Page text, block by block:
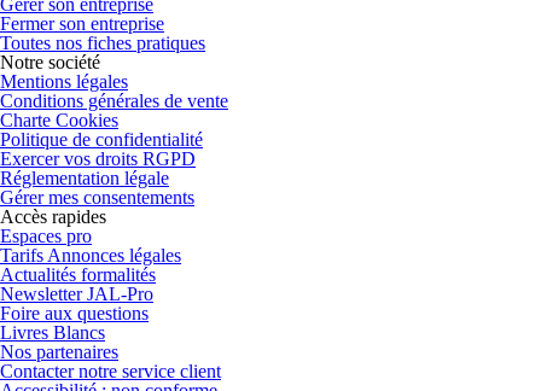
Gérer son entreprise
Fermer son entreprise
Toutes nos fiches pratiques
Notre société
Mentions légales
Conditions générales de vente
Charte Cookies
Politique de confidentialité
Exercer vos droits RGPD
Réglementation légale
Gérer mes consentements
Accès rapides
Espaces pro
Tarifs Annonces légales
Actualités formalités
Newsletter JAL-Pro
Foire aux questions
Livres Blancs
Nos partenaires
Contacter notre service client